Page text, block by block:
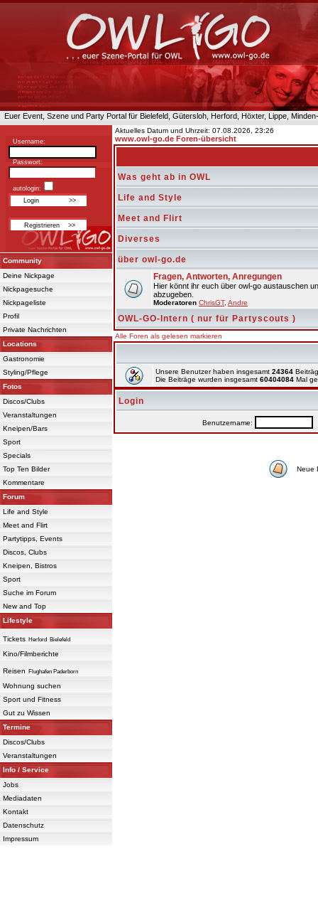
Euer Event, Szene und Party Portal für Bielefeld, Gütersloh, Herford, Höxter, Lippe,
Username:
Passwort:
autologin:
Community
Deine Nickpage
Nickpagesuche
Nickpageliste
Profil
Private Nachrichten
Locations
Gastronomie
Styling/Pflege
Fotos
Discos/Clubs
Veranstaltungen
Kneipen/Bars
Sport
Specials
Top Ten Bilder
Kommentare
Forum
Life and Style
Meet and Flirt
Partytipps, Events
Discos, Clubs
Kneipen, Bistros
Sport
Suche im Forum
New and Top
Lifestyle
Tickets Herford Bielefeld
Kino/Filmberichte
Reisen Flughafen Paderborn
Wohnung suchen
Sport und Fitness
Gut zu Wissen
Termine
Discos/Clubs
Veranstaltungen
Info / Service
Jobs
Mediadaten
Kontakt
Datenschutz
Impressum
Aktuelles Datum und Uhrzeit: 07.08.2026, 23:26
www.owl-go.de Foren-übersicht
Was geht ab in OWL
Life and Style
Meet and Flirt
Diverses
über owl-go.de
Fragen, Antworten, Anregungen
Hier könnt ihr euch über owl-go austauschen
abzugeben.
Moderatoren ChrisGT, Andre
OWL-GO-Intern ( nur für Partyscouts )
Alle Foren als gelesen markieren
Unsere Benutzer haben insgesamt 24364
Die Beiträge wurden insgesamt 60404084 Mal
Login
Benutzername:
Neue